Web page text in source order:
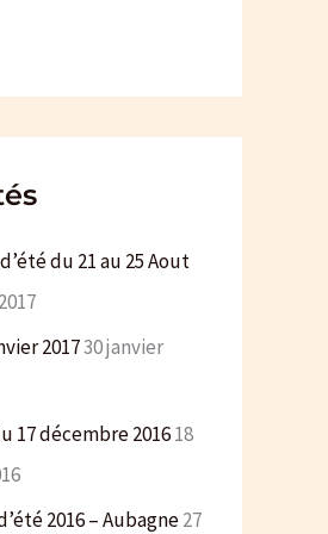
du 21 au 25 Aout
201730 janvier
17 décembre 201618
2016 – Aubagne27